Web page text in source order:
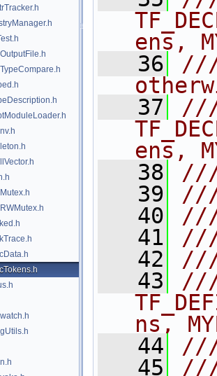
ens,
   36
   37
ens,
   38
///
   39
   40
   41
   42
///
   43
ns,
   44
///
   45